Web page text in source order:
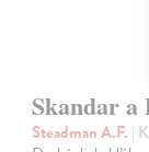
Skandar a
Steadman A.F. |